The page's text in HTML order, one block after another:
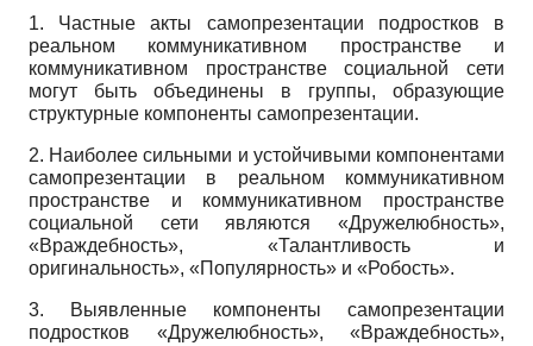
1. Частные акты самопрезентации подростков в
реальном коммуникативном пространстве и
коммуникативном пространстве социальной сети
могут быть объединены в группы, образующие
структурные компоненты самопрезентации.
2. Наиболее сильными и устойчивыми компонентами
самопрезентации в реальном коммуникативном
пространстве и коммуникативном пространстве
социальной сети являются «Дружелюб­ность»,
«Враждебность», «Талантливость и
оригинальность», «Популярность» и «Робость».
3. Выявленные компоненты самопрезентации
подростков «Друже­любность», «Враждебность»,